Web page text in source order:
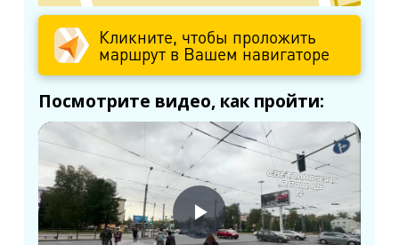
Кликните, чтобы проложить
маршрут в Вашем навигаторе
Посмотрите видео, как пройти: